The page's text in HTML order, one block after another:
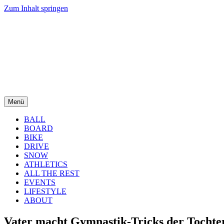
Zum Inhalt springen
Menü
BALL
BOARD
BIKE
DRIVE
SNOW
ATHLETICS
ALL THE REST
EVENTS
LIFESTYLE
ABOUT